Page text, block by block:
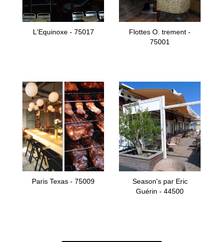
L'Equinoxe - 75017
Flottes O. trement -
75001
Paris Texas - 75009
Season's par Eric
Guérin - 44500